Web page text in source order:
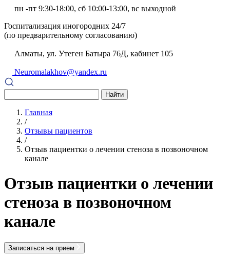
пн -пт 9:30-18:00, сб 10:00-13:00, вс выходной
Госпитализация иногородних 24/7
(по предварительному согласованию)
Алматы, ул. Утеген Батыра 76Д, кабинет 105
Neuromalakhov@yandex.ru
Найти
Главная
/
Отзывы пациентов
/
Отзыв пациентки о лечении стеноза в позвоночном
канале
Отзыв пациентки о лечении
стеноза в позвоночном
канале
Записаться на прием